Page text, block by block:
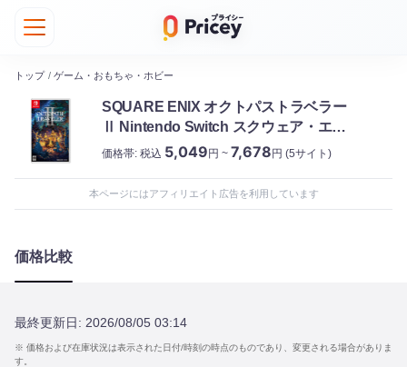
トップ / ゲーム・おもちゃ・ホビー
SQUARE ENIX オクトパストラベラー
Ⅱ Nintendo Switch スクウェア・エニ
ックス
価格帯: 税込 5,049円 ~ 7,678円 (5サイト)
本ページにはアフィリエイト広告を利用しています
価格比較
最終更新日: 2026/08/05 03:14
※ 価格および在庫状況は表示された日付/時刻の時点のものであり、変更される場合がありま
す。